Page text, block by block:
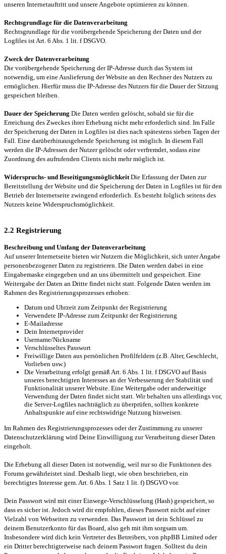
unseren Internetauftritt und unsere Angebote optimieren zu können.
Rechtsgrundlage für die Datenverarbeitung
Rechtsgrundlage für die vorübergehende Speicherung der Daten und der
Logfiles ist Art. 6 Abs. 1 lit. f DSGVO.
Zweck der Datenverarbeitung
Die vorübergehende Speicherung der IP-Adresse durch das System ist
notwendig, um eine Auslieferung der Website an den Rechner des Nutzers zu
ermöglichen. Hierfür muss die IP-Adresse des Nutzers für die Dauer der Sitzung
gespeichert bleiben.
Dauer der Speicherung Die Daten werden gelöscht, sobald sie für die
Erreichung des Zweckes ihrer Erhebung nicht mehr erforderlich sind. Im Falle
der Speicherung der Daten in Logfiles ist dies nach spätestens sieben Tagen der
Fall. Eine darüberhinausgehende Speicherung ist möglich. In diesem Fall
werden die IP-Adressen der Nutzer gelöscht oder verfremdet, sodass eine
Zuordnung des aufrufenden Clients nicht mehr möglich ist.
Widerspruchs- und BeseitigungsmöglichkeitDie Erfassung der Daten zur
Bereitstellung der Website und die Speicherung der Daten in Logfiles ist für den
Betrieb der Internetseite zwingend erforderlich. Es besteht folglich seitens des
Nutzers keine Widerspruchsmöglichkeit.
2.2 Registrierung
Beschreibung und Umfang der Datenverarbeitung
Auf unserer Internetseite bieten wir Nutzern die Möglichkeit, sich unter Angabe
personenbezogener Daten zu registrieren. Die Daten werden dabei in eine
Eingabemaske eingegeben und an uns übermittelt und gespeichert. Eine
Weitergabe der Daten an Dritte findet nicht statt. Folgende Daten werden im
Rahmen des Registrierungsprozesses erhoben:
Datum und Uhrzeit zum Zeitpunkt der Registrierung
Verwendete IP-Adresse zum Zeitpunkt der Registrierung
E-Mailadresse
Dein Internetprovider
Username/Nickname
Verschlüsseltes Passwort
Freiwillige Daten aus persönlichen Profilfeldern (z.B. Alter, Geschlecht,
Vorlieben usw.)
Die Verarbeitung erfolgt gemäß Art. 6 Abs. 1 lit. f DSGVO auf Basis
unseres berechtigten Interesses an der Verbesserung der Stabilität und
Funktionalität unserer Website. Eine Weitergabe oder anderweitige
Verwendung der Daten findet nicht statt. Wir behalten uns allerdings vor,
die Server-Logfiles nachträglich zu überprüfen, sollten konkrete
Anhaltspunkte auf eine rechtswidrige Nutzung hinweisen.
Im Rahmen des Registrierungsprozesses oder der Zustimmung zu unserer
Datenschutzerklärung wird Deine Einwilligung zur Verarbeitung dieser Daten
eingeholt.
Die Erhebung all dieser Daten ist notwendig, weil nur so die Funktionen des
Forums gewährleistet sind. Deshalb liegt, wie oben beschrieben, ein
berechtigtes Interesse gem. Art. 6 Abs. 1 Satz 1 lit. f) DSGVO vor.
Dein Passwort wird mit einer Einwege-Verschlüsselung (Hash) gespeichert, so
dass es sicher ist. Jedoch wird dir empfohlen, dieses Passwort nicht auf einer
Vielzahl von Webseiten zu verwenden. Das Passwort ist dein Schlüssel zu
deinem Benutzerkonto für das Board, also geh mit ihm sorgsam um.
Insbesondere wird dich kein Vertreter des Betreibers, von phpBB Limited oder
ein Dritter berechtigterweise nach deinem Passwort fragen. Solltest du dein